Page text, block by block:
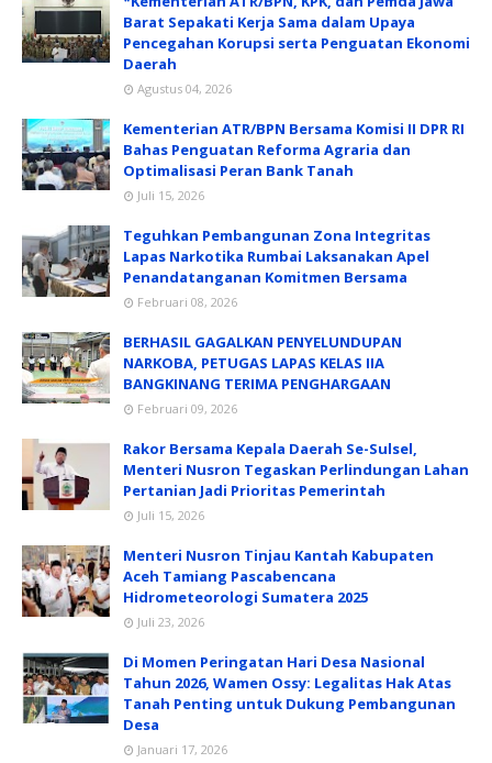
Barat Sepakati Kerja Sama dalam Upaya
Pencegahan Korupsi serta Penguatan Ekonomi
Daerah
Agustus 04, 2026
Kementerian ATR/BPN Bersama Komisi II DPR RI
Bahas Penguatan Reforma Agraria dan
Optimalisasi Peran Bank Tanah
Juli 15, 2026
Teguhkan Pembangunan Zona Integritas
Lapas Narkotika Rumbai Laksanakan Apel
Penandatanganan Komitmen Bersama
Februari 08, 2026
BERHASIL GAGALKAN PENYELUNDUPAN
NARKOBA, PETUGAS LAPAS KELAS IIA
BANGKINANG TERIMA PENGHARGAAN
Februari 09, 2026
Rakor Bersama Kepala Daerah Se-Sulsel,
Menteri Nusron Tegaskan Perlindungan Lahan
Pertanian Jadi Prioritas Pemerintah
Juli 15, 2026
Menteri Nusron Tinjau Kantah Kabupaten
Aceh Tamiang Pascabencana
Hidrometeorologi Sumatera 2025
Juli 23, 2026
Di Momen Peringatan Hari Desa Nasional
Tahun 2026, Wamen Ossy: Legalitas Hak Atas
Tanah Penting untuk Dukung Pembangunan
Desa
Januari 17, 2026